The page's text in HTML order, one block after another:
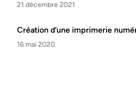
21 décembre 2021
Création d’une imprimerie
16 mai 2020